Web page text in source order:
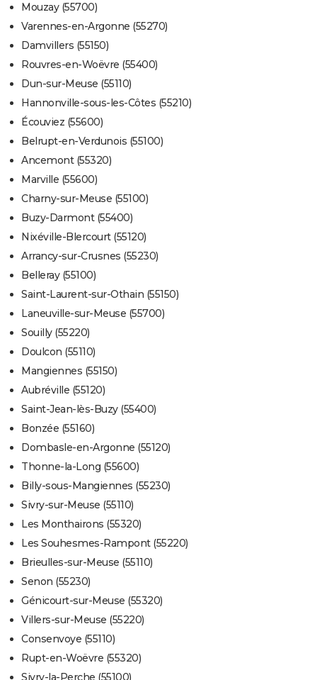
Mouzay (55700)
Varennes-en-Argonne (55270)
Damvillers (55150)
Rouvres-en-Woëvre (55400)
Dun-sur-Meuse (55110)
Hannonville-sous-les-Côtes (55210)
Écouviez (55600)
Belrupt-en-Verdunois (55100)
Ancemont (55320)
Marville (55600)
Charny-sur-Meuse (55100)
Buzy-Darmont (55400)
Nixéville-Blercourt (55120)
Arrancy-sur-Crusnes (55230)
Belleray (55100)
Saint-Laurent-sur-Othain (55150)
Laneuville-sur-Meuse (55700)
Souilly (55220)
Doulcon (55110)
Mangiennes (55150)
Aubréville (55120)
Saint-Jean-lès-Buzy (55400)
Bonzée (55160)
Dombasle-en-Argonne (55120)
Thonne-la-Long (55600)
Billy-sous-Mangiennes (55230)
Sivry-sur-Meuse (55110)
Les Monthairons (55320)
Les Souhesmes-Rampont (55220)
Brieulles-sur-Meuse (55110)
Senon (55230)
Génicourt-sur-Meuse (55320)
Villers-sur-Meuse (55220)
Consenvoye (55110)
Rupt-en-Woëvre (55320)
Sivry-la-Perche (55100)